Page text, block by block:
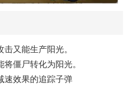
又能生产阳光。
僵尸转化为阳光。
效果的追踪子弹